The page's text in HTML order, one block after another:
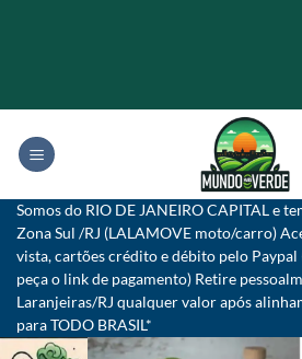
content
Somos do RIO DE JANEIRO CAPITAL e
Zona Sul /RJ (LALAMOVE moto/carro)
vista, cartões crédito e débito pelo Paypal
peça o link de pagamento) Retire
Laranjeiras/RJ qualquer valor após
para TODO BRASIL*